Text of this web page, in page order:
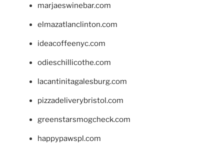
marjaeswinebar.com
elmazatlanclinton.com
ideacoffeenyc.com
odieschillicothe.com
lacantinitagalesburg.com
pizzadeliverybristol.com
greenstarsmogcheck.com
happypawspl.com